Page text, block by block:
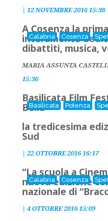
| 12 NOVEMBRE 2016 15:38
Calabria Cosenza
A Cosenza la
interamente
dibattiti, musica,
MARIA ASSUNTA
15:36
Basilicata Potenza
Basilicata Film
Bella
la tredicesima
Sud
| 22 OTTOBRE 2016 16:17
Calabria Cosenza
“La scuola a
nuova edizione
nazionale di
| 4 OTTOBRE 2016 15:09